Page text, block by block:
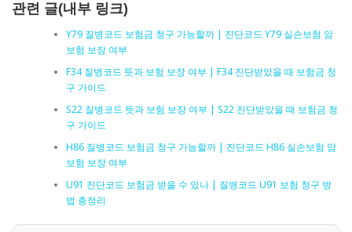
관련 글(내부 링크)
Y79 질병코드 보험금 청구 가능할까 | 진단코드 Y79 실손보험 암
보험 보장 여부
F34 질병코드 뜻과 보험 보장 여부 | F34 진단받았을 때 보험금 청
구 가이드
S22 질병코드 뜻과 보험 보장 여부 | S22 진단받았을 때 보험금 청
구 가이드
H86 질병코드 보험금 청구 가능할까 | 진단코드 H86 실손보험 암
보험 보장 여부
U91 진단코드 보험금 받을 수 있나 | 질병코드 U91 보험 청구 방
법 총정리